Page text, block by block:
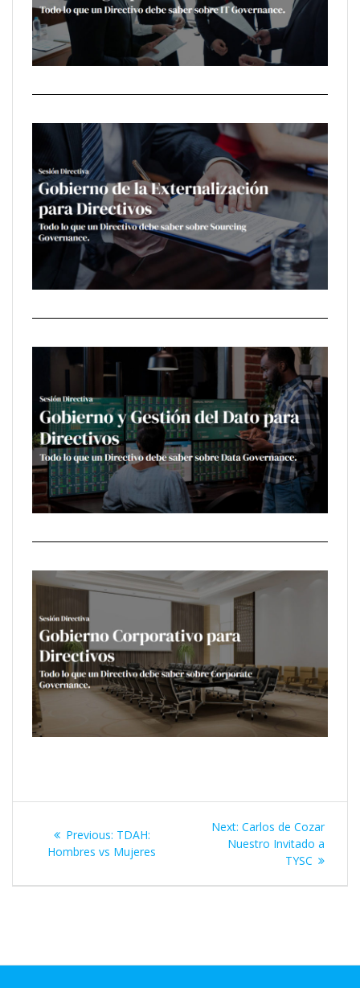
Previous: TDAH:
Hombres vs Mujeres
Next: Carlos de Cozar
Nuestro Invitado a
TYSC